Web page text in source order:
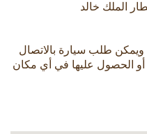
ويمكن طلب سيارة بالاتصال
على تكسي لندن ٩٢٠٠١٠٠٦٨ أو الحصول عليها في أي مكان